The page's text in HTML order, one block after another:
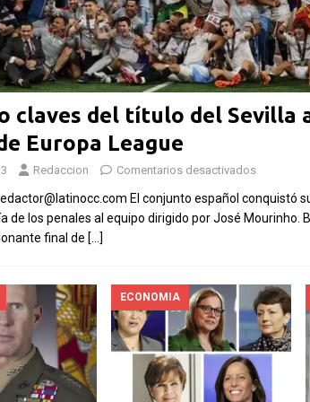
claves del título del Sevilla
Europa League
Redaccion Comentarios desactivados
El conjunto español conquistó
de los penales al equipo dirigido por José Mourinho.
final de […]
ECONOMIA
Las Islas Malvinas y el
deporte: una historia de
identidad, memoria y
pasión nacional
Por El Latino Newsroom El deporte ha
sido, a lo largo de la historia, mucho más
atletas. En numerosas[...]
el